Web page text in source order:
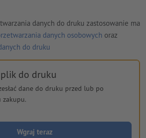
danych do druku zastosowanie ma
danych osobowych oraz
do druku
plik do druku
dane do druku przed lub po
zakupu.
Wgraj teraz